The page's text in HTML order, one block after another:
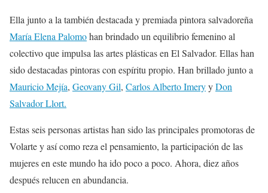
Ella junto a la también destacada y premiada pintora salvadoreña
María Elena Palomohan brindado un equilibrio femenino al
colectivo que impulsa las artes plásticas en El Salvador. Ellas han
sido destacadas pintoras con espíritu propio. Han brillado junto a
Mauricio Mejía, Geovany Gil, Carlos Alberto ImeryyDon
Salvador Llort.
Estas seis personas artistas han sido las principales promotoras de
Volarte y así como reza el pensamiento, la participación de las
mujeres en este mundo ha ido poco a poco. Ahora, diez años
después relucen en abundancia.